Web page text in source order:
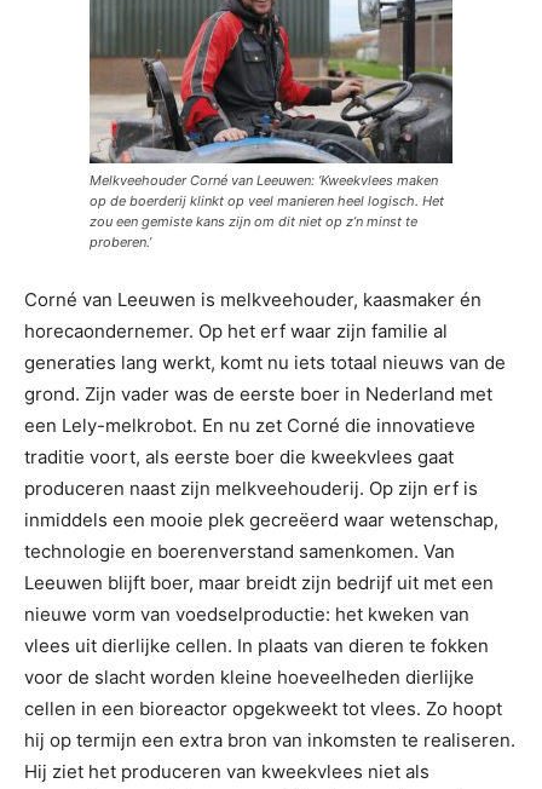
Melkveehouder Corné van Leeuwen: ‘Kweekvlees maken
op de boerderij klinkt op veel manieren heel logisch. Het
zou een gemiste kans zijn om dit niet op z’n minst te
proberen.’
Corné van Leeuwen is melkveehouder, kaasmaker én
horecaondernemer. Op het erf waar zijn familie al
generaties lang werkt, komt nu iets totaal nieuws van de
grond. Zijn vader was de eerste boer in Nederland met
een Lely-melkrobot. En nu zet Corné die innovatieve
traditie voort, als eerste boer die kweekvlees gaat
produceren naast zijn melkveehouderij. Op zijn erf is
inmiddels een mooie plek gecreëerd waar wetenschap,
technologie en boerenverstand samenkomen. Van
Leeuwen blijft boer, maar breidt zijn bedrijf uit met een
nieuwe vorm van voedselproductie: het kweken van
vlees uit dierlijke cellen. In plaats van dieren te fokken
voor de slacht worden kleine hoeveelheden dierlijke
cellen in een bioreactor opgekweekt tot vlees. Zo hoopt
hij op termijn een extra bron van inkomsten te realiseren.
Hij ziet het produceren van kweekvlees niet als